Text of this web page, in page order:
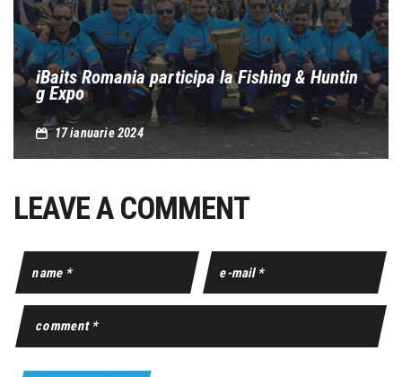
iBaits Romania participa la Fishing & Huntin
g Expo
17 ianuarie 2024
LEAVE A COMMENT